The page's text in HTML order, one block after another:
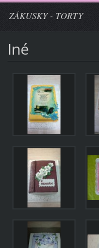
ZÁKUSKY - TORTY
Iné